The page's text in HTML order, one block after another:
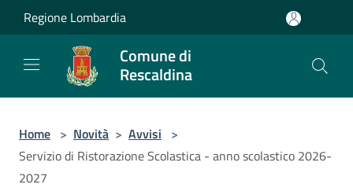
Salta al contenuto principale
Regione Lombardia
Comune di
Rescaldina
Home > Novità > Avvisi >
Servizio di Ristorazione Scolastica - anno scolastico 2026-
2027